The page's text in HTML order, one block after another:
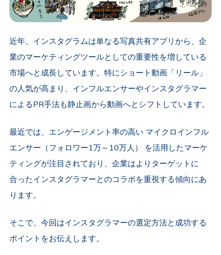
近年、インスタグラムは単なる写真共有アプリから、企
業のマーケティングツールとしての重要性を増している
市場へと成長しています。特にショート動画「リール」
の人気が高まり、インフルエンサーやインスタグラマー
によるPR手法も静止画から動画へとシフトしています。
最近では、エンゲージメント率の高い マイクロインフル
エンサー（フォロワー1万～10万人）
を活用したマーケ
ティングが注目されており、企業はよりターゲットに
合ったインスタグラマーとのコラボを重視する傾向にあ
ります。
そこで、今回はインスタグラマーの選定方法と成功する
ポイントをお伝えします。